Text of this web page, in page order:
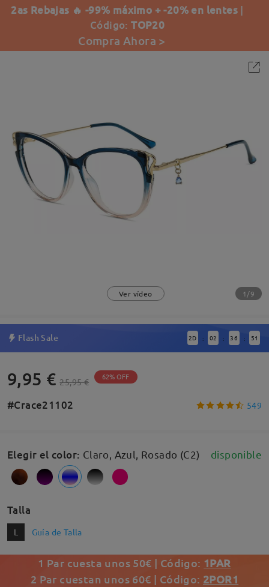
2as Rebajas 🔥 -99% máximo + -20% en lentes |
Código:TOP20
Compra Ahora >
Ver vídeo 1/9
Flash Sale 2D : 02 : 36 : 51
9,95 € 25,95 € 62% OFF
#Crace21102 549
Elegir el color: Claro, Azul, Rosado (C2) disponible
Talla
L Guía de Talla
1 Par cuesta unos 50€ | Código: 1PAR
2 Par cuestan unos 60€ | Código: 2POR1